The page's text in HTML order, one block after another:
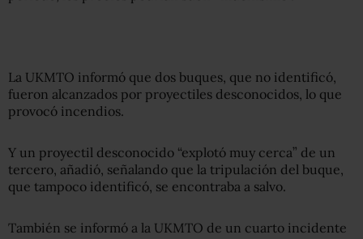
La UKMTO informó que dos buques, que no identificó,
fueron alcanzados por proyectiles desconocidos, lo que
provocó incendios.
Y un proyectil desconocido “explotó muy cerca” de un
tercero, añadió, señalando que la tripulación del buque,
que tampoco identificó, se encontraba a salvo.
También se informó a la UKMTO de un cuarto incidente